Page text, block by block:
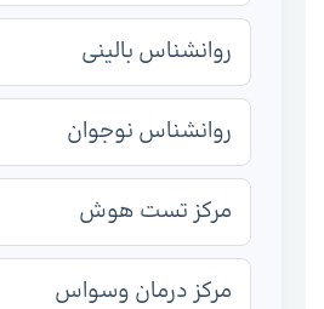
روانشناس بالینی
روانشناس نوجوان
مرکز تست هوش
مرکز درمان وسواس